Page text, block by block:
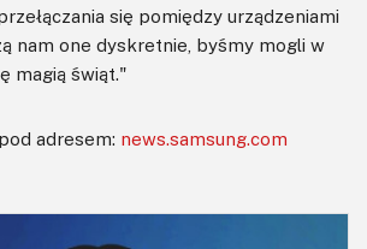
się pomiędzy urządzeniami
nam one dyskretnie, byśmy mogli w
magią świąt."
adresem: news.samsung.com